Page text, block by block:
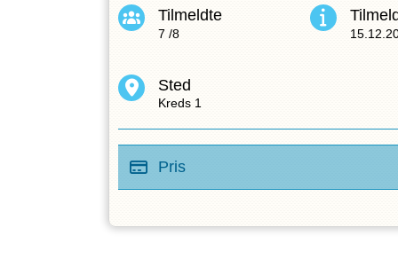
Tilmeldte
7 /8
Sted
Kreds 1
Pris